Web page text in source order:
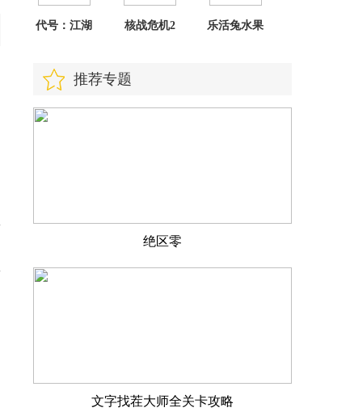
代号：江湖
核战危机2
乐活兔水果
推荐专题
绝区零
文字找茬大师全关卡攻略